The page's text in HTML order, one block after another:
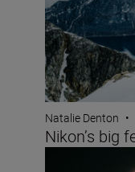
Natalie Denton •
Nikon’s big